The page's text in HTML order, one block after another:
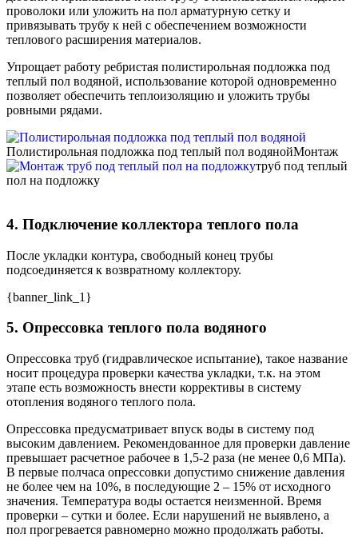
проволоки или уложить на пол арматурную сетку и
привязывать трубу к ней с обеспечением возможности
теплового расширения материалов.
Упрощает работу ребристая полистирольная подложка под
теплый пол водяной, использование которой одновременно
позволяет обеспечить теплоизоляцию и уложить трубы
ровными рядами.
Полистирольная подложка под теплый пол водянойМонтаж
труб под теплый
пол на подложку
4. Подключение коллектора теплого пола
После укладки контура, свободный конец трубы
подсоединяется к возвратному коллектору.
{banner_link_1}
5. Опрессовка теплого пола водяного
Опрессовка труб (гидравлическое испытание), такое название
носит процедура проверки качества укладки, т.к. на этом
этапе есть возможность внести коррективы в систему
отопления водяного теплого пола.
Опрессовка предусматривает впуск воды в систему под
высоким давлением. Рекомендованное для проверки давление
превышает расчетное рабочее в 1,5-2 раза (не менее 0,6 МПа).
В первые полчаса опрессовки допустимо снижение давления
не более чем на 10%, в последующие 2 – 15% от исходного
значения. Температура воды остается неизменной. Время
проверки – сутки и более. Если нарушений не выявлено, а
пол прогревается равномерно можно продолжать работы.